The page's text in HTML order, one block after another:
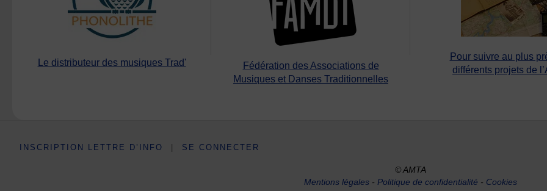
Le distributeur des musiques Trad'
Fédération des Associations de
Musiques et Danses Traditionnelles
Pour suivre au plus
différents projets de
INSCRIPTION LETTRE D’INFO SE CONNECTER
© AMTA
Mentions légales- Politique de confidentialité - Cookies